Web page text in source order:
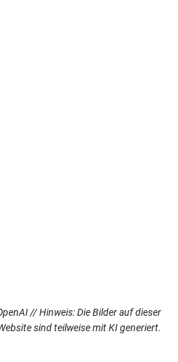
// Hinweis: Die Bilder auf dieser
sind teilweise mit KI generiert.